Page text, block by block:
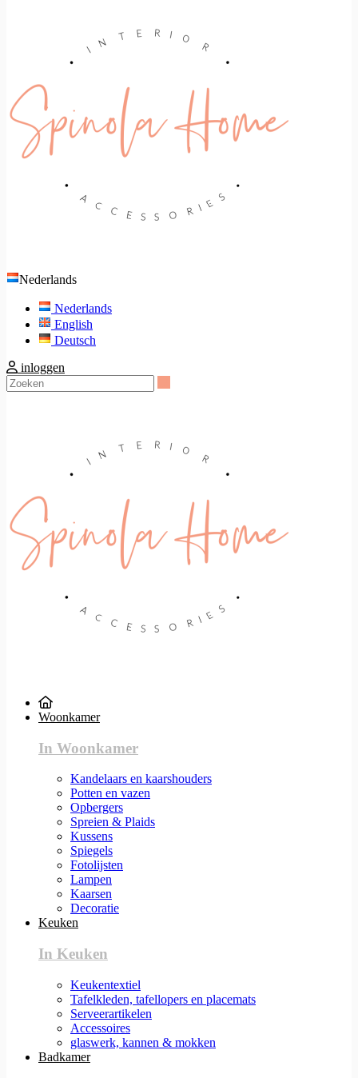
Nederlands
Nederlands
English
Deutsch
inloggen
Woonkamer
In Woonkamer
Kandelaars en kaarshouders
Potten en vazen
Opbergers
Spreien & Plaids
Kussens
Spiegels
Fotolijsten
Lampen
Kaarsen
Decoratie
Keuken
In Keuken
Keukentextiel
Tafelkleden, tafellopers en placemats
Serveerartikelen
Accessoires
glaswerk, kannen & mokken
Badkamer